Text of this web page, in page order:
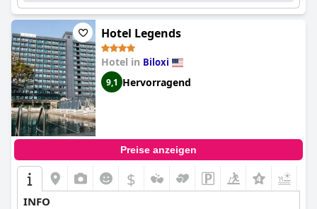
Hotel Legends
Hotel in Biloxi
9,1 Hervorragend
Preise anzeigen
$
INFO